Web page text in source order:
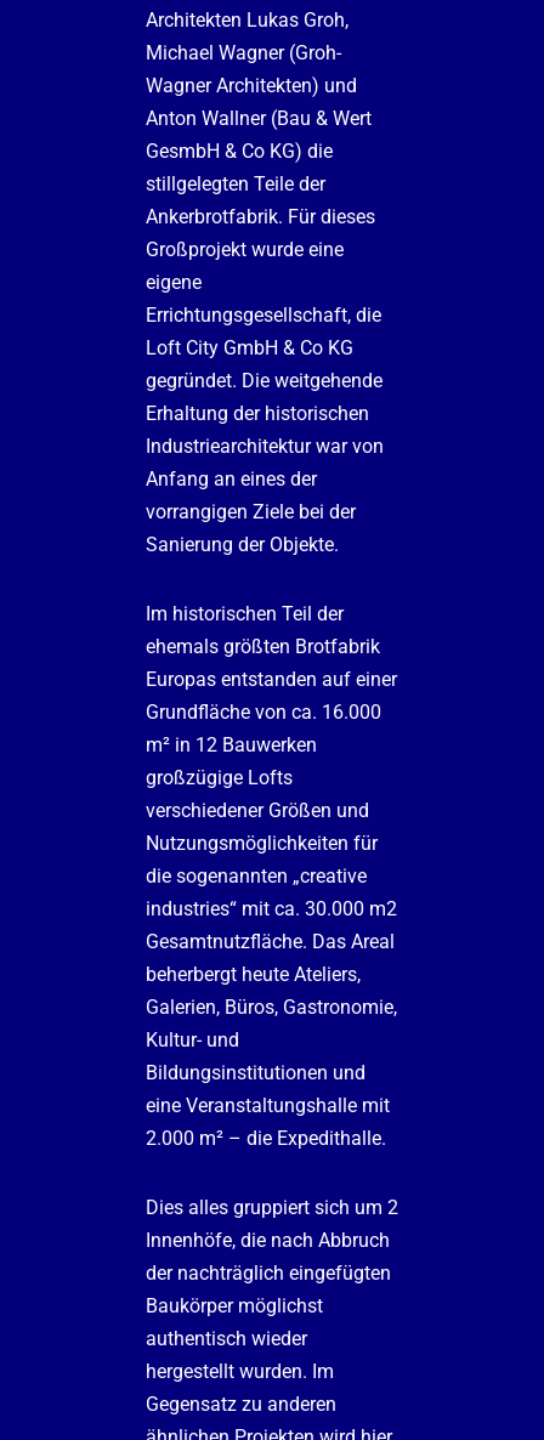
Architekten Lukas Groh,
Michael Wagner (Groh-
Wagner Architekten) und
Anton Wallner (Bau & Wert
GesmbH & Co KG) die
stillgelegten Teile der
Ankerbrotfabrik. Für dieses
Großprojekt wurde eine
eigene
Errichtungsgesellschaft, die
Loft City GmbH & Co KG
gegründet. Die weitgehende
Erhaltung der historischen
Industriearchitektur war von
Anfang an eines der
vorrangigen Ziele bei der
Sanierung der Objekte.
Im historischen Teil der
ehemals größten Brotfabrik
Europas entstanden auf einer
Grundfläche von ca. 16.000
m² in 12 Bauwerken
großzügige Lofts
verschiedener Größen und
Nutzungsmöglichkeiten für
die sogenannten „creative
industries“ mit ca. 30.000 m2
Gesamtnutzfläche. Das Areal
beherbergt heute Ateliers,
Galerien, Büros, Gastronomie,
Kultur- und
Bildungsinstitutionen und
eine Veranstaltungshalle mit
2.000 m² – die Expedithalle.
Dies alles gruppiert sich um 2
Innenhöfe, die nach Abbruch
der nachträglich eingefügten
Baukörper möglichst
authentisch wieder
hergestellt wurden. Im
Gegensatz zu anderen